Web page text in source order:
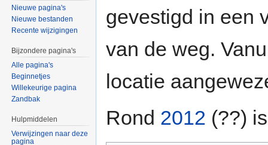
gevestigd in een
van de weg.
locatie
Rond 2012 (??)
Nieuwe pagina's
Nieuwe bestanden
Recente wijzigingen
Bijzondere pagina's
Alle pagina's
Beginnetjes
Willekeurige pagina
Zandbak
Hulpmiddelen
Verwijzingen naar deze
pagina